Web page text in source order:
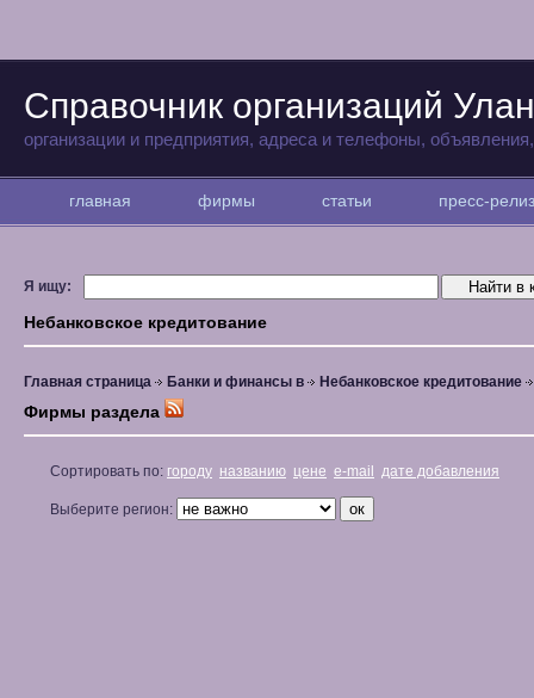
Справочник организаций
организации и предприятия, адреса и телефоны,
главная фирмы статьи пресс-
Я ищу:
Небанковское кредитование
Главная страница Банки и финансы в Небанковское кредитование
Фирмы раздела
Сортировать по: городу названию цене e-mail дате добавления
Выберите регион: